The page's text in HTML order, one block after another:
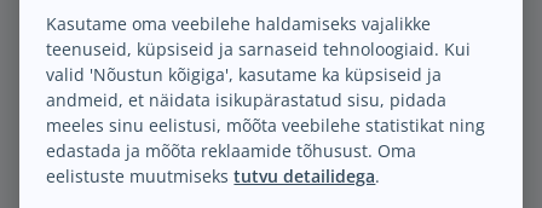
info@keilma.ee
+372 605 2000
Facebook
Instagram
Kasutame oma veebilehe haldamiseks vajalikke
teenuseid, küpsiseid ja sarnaseid tehnoloogiaid. Kui
valid 'Nõustun kõigiga', kasutame ka küpsiseid ja
andmeid, et näidata isikupärastatud sisu, pidada
meeles sinu eelistusi, mõõta veebilehe statistikat ning
edastada ja mõõta reklaamide tõhusust. Oma
eelistuste muutmisekstutvu detailidega.